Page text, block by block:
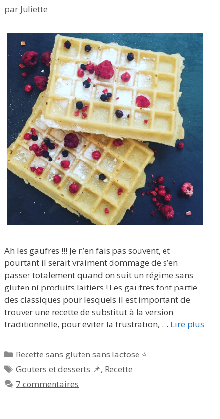
par Juliette
Ah les gaufres !!! Je n’en fais pas souvent, et
pourtant il serait vraiment dommage de s’en
passer totalement quand on suit un régime sans
gluten ni produits laitiers ! Les gaufres font partie
des classiques pour lesquels il est important de
trouver une recette de substitut à la version
traditionnelle, pour éviter la frustration, … Lire plus
Catégories
Recette sans gluten sans lactose ⭐
Étiquettes
Gouters et desserts 📌, Recette
7 commentaires